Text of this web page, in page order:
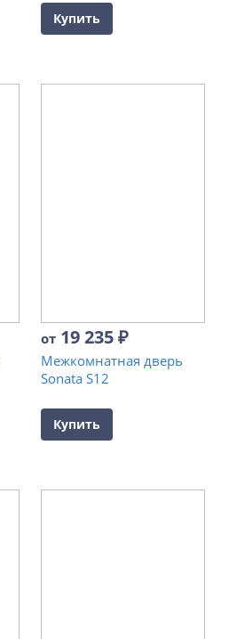
Купить
от 19 235₽
Межкомнатная дверь
Sonata S12
Купить